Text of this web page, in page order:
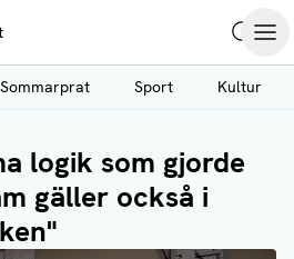
Sommarprat Sport Kultur
logik som gjorde
gäller också i